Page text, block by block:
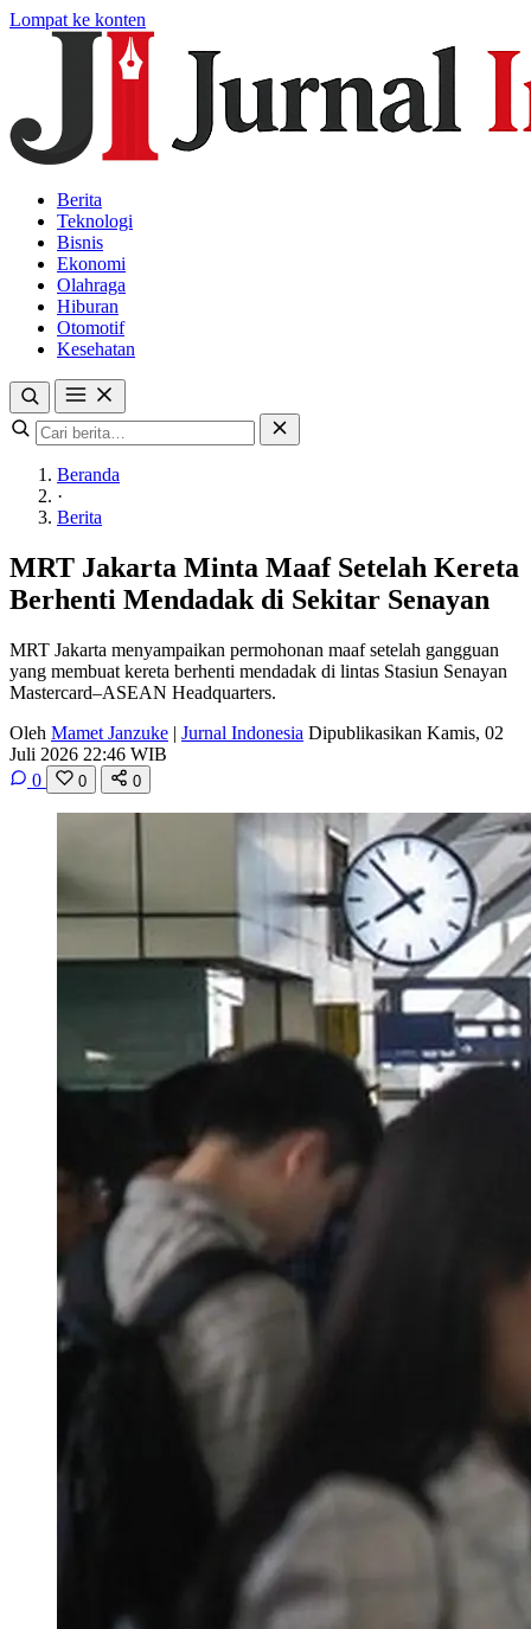
Lompat ke konten
Berita
Teknologi
Bisnis
Ekonomi
Olahraga
Hiburan
Otomotif
Kesehatan
Beranda
·
Berita
MRT Jakarta Minta Maaf Setelah Kereta
Berhenti Mendadak di Sekitar Senayan
MRT Jakarta menyampaikan permohonan maaf setelah gangguan
yang membuat kereta berhenti mendadak di lintas Stasiun Senayan
Mastercard–ASEAN Headquarters.
Oleh Mamet Janzuke | Jurnal Indonesia Dipublikasikan Kamis, 02
Juli 2026 22:46 WIB
0
0 0